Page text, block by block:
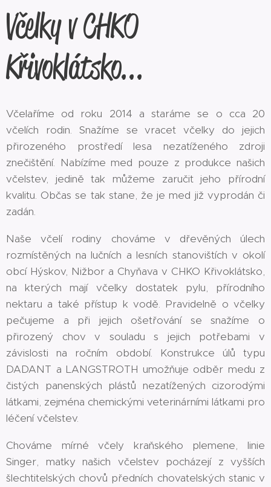
Včelky v CHKO
Křivoklátsko...
Včelaříme od roku 2014 a staráme se o cca 20
včelích rodin. Snažíme se vracet včelky do jejich
přirozeného prostředí lesa nezatíženého zdroji
znečištění. Nabízíme med pouze z produkce našich
včelstev, jedině tak můžeme zaručit jeho přírodní
kvalitu. Občas se tak stane, že je med již vyprodán či
zadán.
Naše včelí rodiny chováme v dřevěných úlech
rozmístěných na lučních a lesních stanovištích v okolí
obcí Hýskov, Nižbor a Chyňava v CHKO Křivoklátsko,
na kterých mají včelky dostatek pylu, přírodního
nektaru a také přístup k vodě. Pravidelně o včelky
pečujeme a při jejich ošetřování se snažíme o
přirozený chov v souladu s jejich potřebami v
závislosti na ročním období. Konstrukce úlů typu
DADANT a LANGSTROTH umožňuje odběr medu z
čistých panenských plástů nezatížených cizorodými
látkami, zejména chemickými veterinárními látkami pro
léčení včelstev.
Chováme mírné včely kraňského plemene, linie
Singer, matky našich včelstev pocházejí z vyšších
šlechtitelských chovů předních chovatelských stanic v